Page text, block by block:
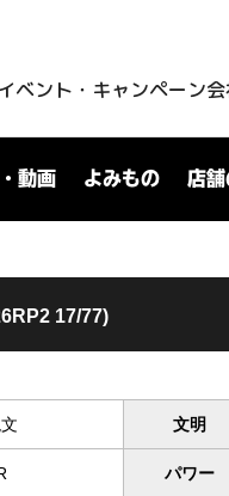
ベント・キャンペーン
動画 よみもの 店
17/77)
文明
パワー